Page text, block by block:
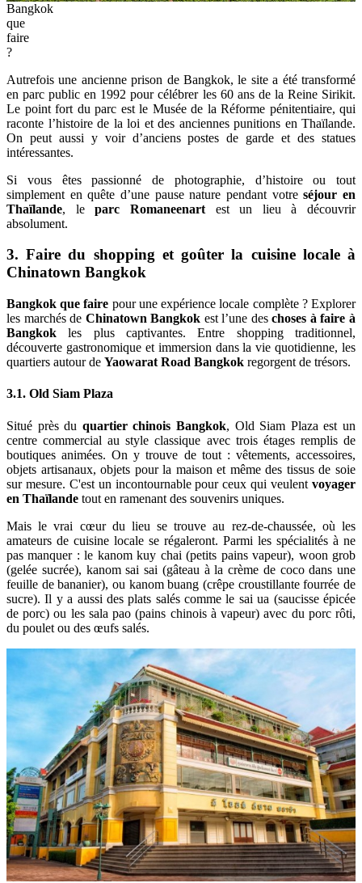
Bangkok
que
faire
?
Autrefois une ancienne prison de Bangkok, le site a été transformé
en parc public en 1992 pour célébrer les 60 ans de la Reine Sirikit.
Le point fort du parc est le Musée de la Réforme pénitentiaire, qui
raconte l’histoire de la loi et des anciennes punitions en Thaïlande.
On peut aussi y voir d’anciens postes de garde et des statues
intéressantes.
Si vous êtes passionné de photographie, d’histoire ou tout
simplement en quête d’une pause nature pendant votreséjour en
Thaïlande, leparc Romaneenartest un lieu à découvrir
absolument.
3. Faire du shopping et goûter la cuisine locale à
Chinatown Bangkok
Bangkok que faire pour une expérience locale complète ? Explorer
les marchés de Chinatown Bangkok est l’une deschoses à faire à
Bangkok les plus captivantes. Entre shopping traditionnel,
découverte gastronomique et immersion dans la vie quotidienne, les
quartiers autour de Yaowarat Road Bangkok regorgent de trésors.
3.1. Old Siam Plaza
Situé près du quartier chinois Bangkok, Old Siam Plaza est un
centre commercial au style classique avec trois étages remplis de
boutiques animées. On y trouve de tout : vêtements, accessoires,
objets artisanaux, objets pour la maison et même des tissus de soie
sur mesure. C'est un incontournable pour ceux qui veulent voyager
en Thaïlande tout en ramenant des souvenirs uniques.
Mais le vrai cœur du lieu se trouve au rez-de-chaussée, où les
amateurs de cuisine locale se régaleront. Parmi les spécialités à ne
pas manquer : le kanom kuy chai (petits pains vapeur), woon grob
(gelée sucrée), kanom sai sai (gâteau à la crème de coco dans une
feuille de bananier), ou kanom buang (crêpe croustillante fourrée de
sucre). Il y a aussi des plats salés comme le sai ua (saucisse épicée
de porc) ou les sala pao (pains chinois à vapeur) avec du porc rôti,
du poulet ou des œufs salés.